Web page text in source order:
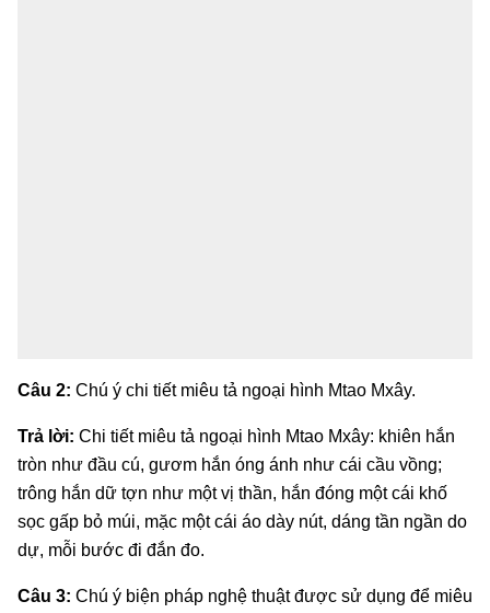
Câu 2: Chú ý chi tiết miêu tả ngoại hình Mtao Mxây.
Trả lời: Chi tiết miêu tả ngoại hình Mtao Mxây: khiên hắn
tròn như đầu cú, gươm hắn óng ánh như cái cầu vồng;
trông hắn dữ tợn như một vị thần, hắn đóng một cái khố
sọc gấp bỏ múi, mặc một cái áo dày nút, dáng tần ngần do
dự, mỗi bước đi đắn đo.
Câu 3: Chú ý biện pháp nghệ thuật được sử dụng để miêu